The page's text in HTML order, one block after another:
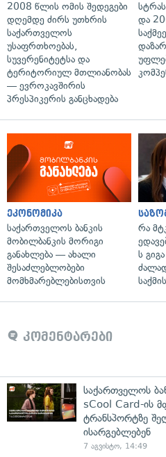
2008 წლის ომის შედეგები
დღემდე ძირს უთხრის
საქართველოს
უსაფრთხოებას,
სუვერენიტეტსა და
ტერიტორიულ მთლიანობას
— ევროკავშირის
პრესპიკერის განცხადება
და
ეკონომიკა
საქართველოს ბანკის
მობილბანკის მორიგი
განახლება — ახალი
შესაძლებლობები
მომხმარებლებისთვის
რა
ს
კომენტარები
საქართველოს
sCool Card-ის
ტრანსპორტზე
ისარგებლებენ
7 აგვისტო, 14:49